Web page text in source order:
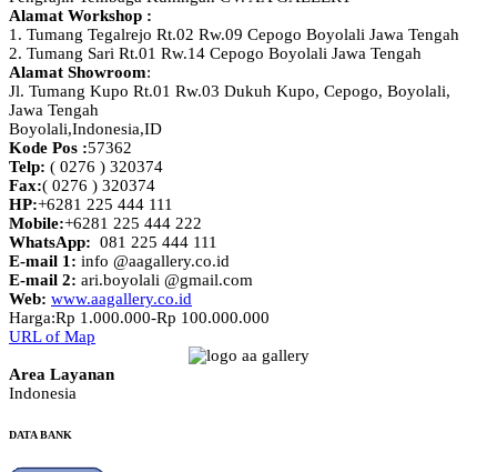
Alamat Workshop :
1. Tumang Tegalrejo Rt.02 Rw.09 Cepogo Boyolali Jawa Tengah
2. Tumang Sari Rt.01 Rw.14 Cepogo Boyolali Jawa Tengah
Alamat Showroom:
Jl. Tumang Kupo Rt.01 Rw.03 Dukuh Kupo, Cepogo, Boyolali,
Jawa Tengah
Boyolali,Indonesia,ID
Kode Pos :57362
Telp: ( 0276 ) 320374
Fax:( 0276 ) 320374
HP:+6281 225 444 111
Mobile:+6281 225 444 222
WhatsApp: 081 225 444 111
E-mail 1: info @aagallery.co.id
E-mail 2: ari.boyolali @gmail.com
Web: www.aagallery.co.id
Harga:Rp 1.000.000-Rp 100.000.000
URL of Map
Area Layanan
Indonesia
DATA BANK